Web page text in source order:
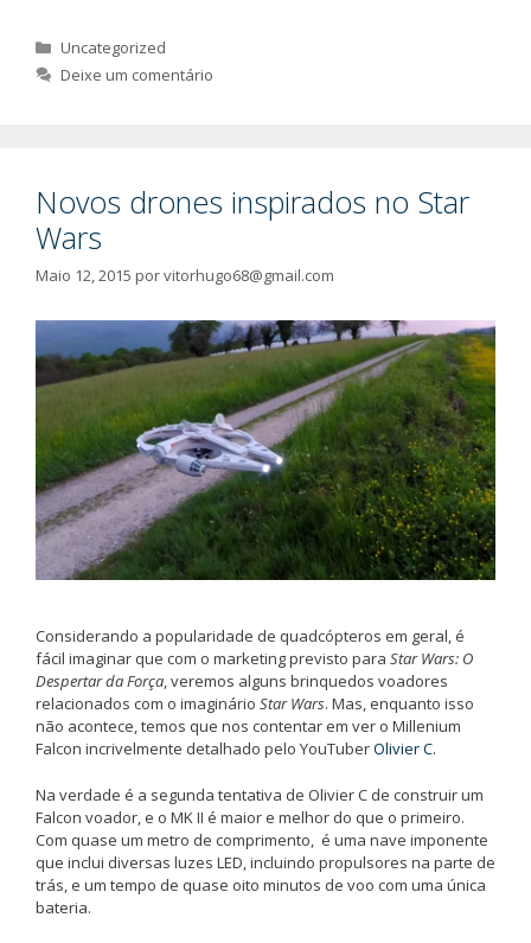
Categorias
Uncategorized
Deixe um comentário
Novos drones inspirados no Star
Wars
Maio 12, 2015 porvitorhugo68@gmail.com
Considerando a popularidade de quadcópteros em geral, é
fácil imaginar que com o marketing previsto para Star Wars: O
Despertar da Força, veremos alguns brinquedos voadores
relacionados com o imaginário Star Wars. Mas, enquanto isso
não acontece, temos que nos contentar em ver o Millenium
Falcon incrivelmente detalhado pelo YouTuberOlivier C.
Na verdade é a segunda tentativa de Olivier C de construir um
Falcon voador, e o MK II é maior e melhor do que o primeiro.
Com quase um metro de comprimento, é uma nave imponente
que inclui diversas luzes LED, incluindo propulsores na parte de
trás, e um tempo de quase oito minutos de voo com uma única
bateria.